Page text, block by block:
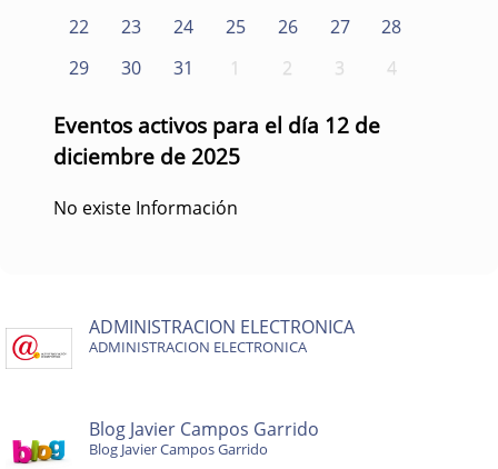
22
23 24 25 26 27
28
29
30 31 1 2 3 4
Eventos activos para el día 12 de
diciembre de 2025
No existe Información
ADMINISTRACION ELECTRONICA
ADMINISTRACION ELECTRONICA
Blog Javier Campos Garrido
Blog Javier Campos Garrido